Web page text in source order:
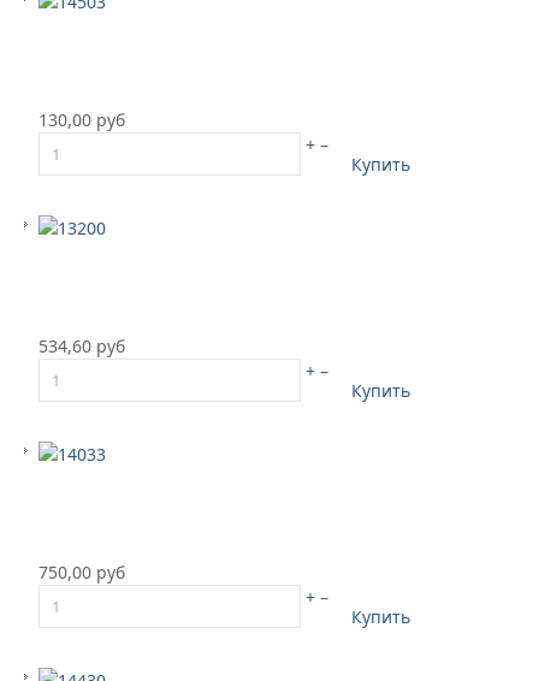
130,00 руб
+ –
Купить
534,60 руб
+ –
Купить
750,00 руб
+ –
Купить